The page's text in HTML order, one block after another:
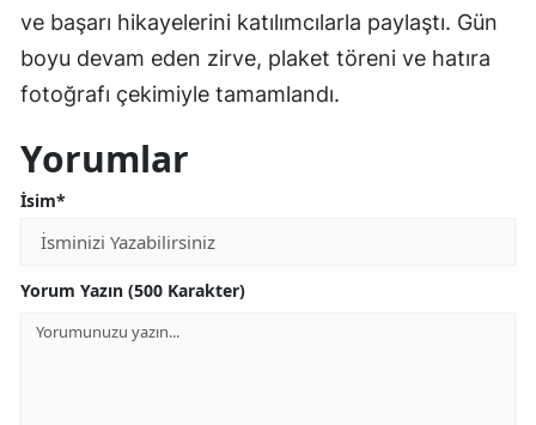
ve başarı hikayelerini katılımcılarla paylaştı. Gün
boyu devam eden zirve, plaket töreni ve hatıra
fotoğrafı çekimiyle tamamlandı.
Yorumlar
İsim*
Yorum Yazın (500 Karakter)